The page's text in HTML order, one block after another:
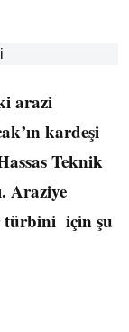
arazi
kardeşi
Teknik
Araziye
türbini için şu